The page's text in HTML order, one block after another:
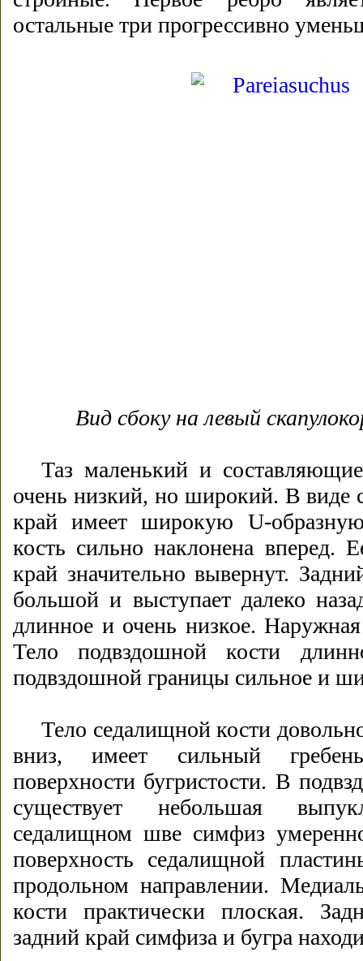
остальные три прогрессивно
Вид сбоку на левый
Таз маленький и
очень низкий, но широкий. В виде
край имеет широкую U-
кость сильно наклонена вперед.
край значительно вывернут.
большой и выступает далеко
длинное и очень низкое.
Тело подвздошной кости
подвздошной границы сильное и
Тело седалищной кости
вниз, имеет сильный
поверхности бугристости. В
существует небольшая
седалищном шве симфиз
поверхность седалищной
продольном направлении.
кости практически плоская.
задний край симфиза и бугра